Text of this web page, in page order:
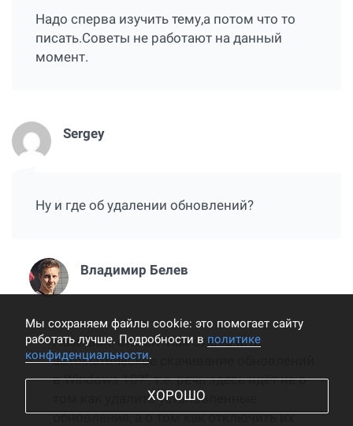
Надо сперва изучить тему,а потом что то
писать.Советы не работают на данный
момент.
Sergey
Ну и где об удалении обновлений?
Владимир Белев
Название статьи "Как отключить
автоматическое скачивание обновлений
в Windows 10?", т.е. речь здесь идёт не о
том как удалить установленные
обновления, а о том как отключить их
Мы cохраняем файлы cookie: это помогает сайту
работать лучше. Подробности в политике
конфиденциальности.
ХОРОШО